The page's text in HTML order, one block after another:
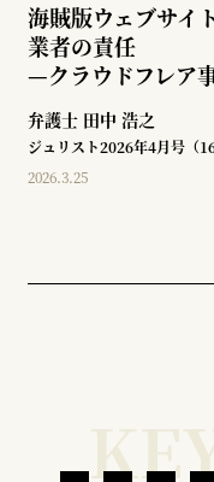
海賊版ウェブサイ
業者の責任
—クラウドフレア
弁護士 田中 浩之
ジュリスト2026年4月号（
2026.3.25